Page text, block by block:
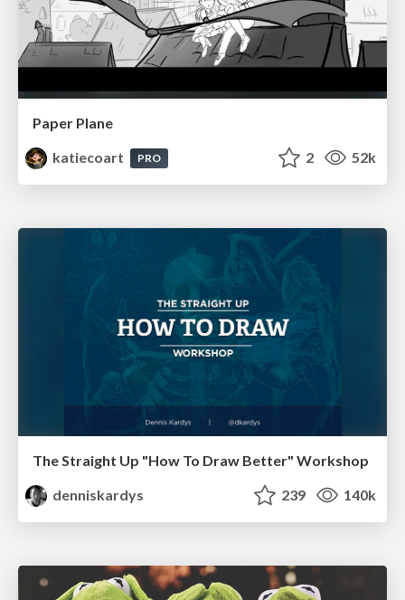
Paper Plane
katiecoart
PRO 2 52k
The Straight Up "How To Draw Better" Workshop
denniskardys
239 140k